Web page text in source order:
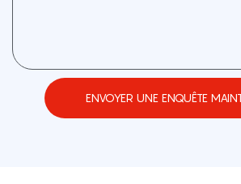
ENVOYER UNE ENQUÊTE